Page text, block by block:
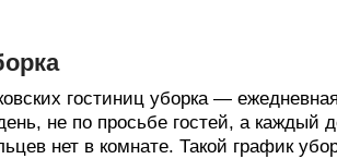
гостиниц уборка —
не по просьбе гостей, а каждый
нет в комнате. Такой график